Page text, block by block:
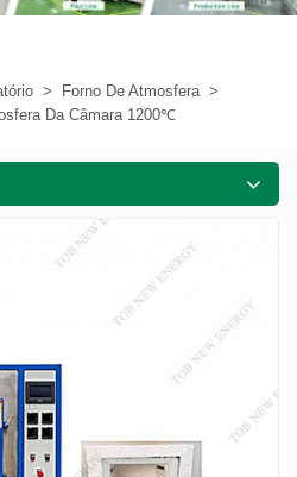
> Forno De Atmosfera >
Da Câmara 1200℃